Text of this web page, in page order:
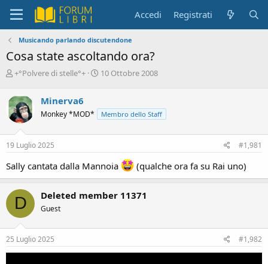
Accedi Registrati
Musicando parlando discutendone
Cosa state ascoltando ora?
C
e
a
t
o
r
e
i
s
c
u
s
o
n
+°Polvere di stelle°+
D
d
i
z
i
o
10 Ottobre 2008
Minerva6
Monkey *MOD* Membro dello Staff
19 Luglio 2025 #1,981
Sally cantata dalla Mannoia (qualche ora fa su Rai uno)
D Deleted member 11371
Guest
25 Luglio 2025 #1,982